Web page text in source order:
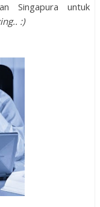
Singapura untuk
:)